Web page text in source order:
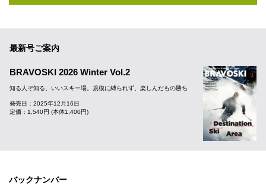
最新号ご案内
BRAVOSKI 2026 Winter Vol.2
知る人ぞ知る、いいスキー場。規模に縛られず、楽しんだもの勝ち
発売日：2025年12月16日
定価：1,540円 (本体1,400円)
バックナンバー